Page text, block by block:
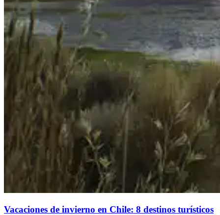
Vacaciones de invierno en Chile: 8 destinos turísticos